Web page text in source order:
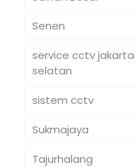
Senen
service cctv jakarta
selatan
sistem cctv
Sukmajaya
Tajurhalang